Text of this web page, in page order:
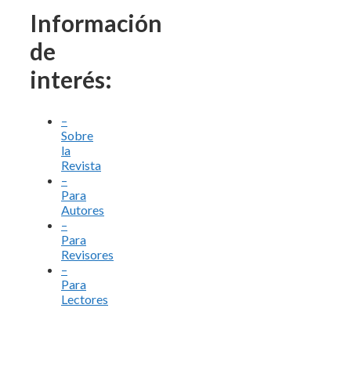
Información
de
interés:
–
Sobre
la
Revista
–
Para
Autores
–
Para
Revisores
–
Para
Lectores